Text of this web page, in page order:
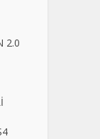
2.0